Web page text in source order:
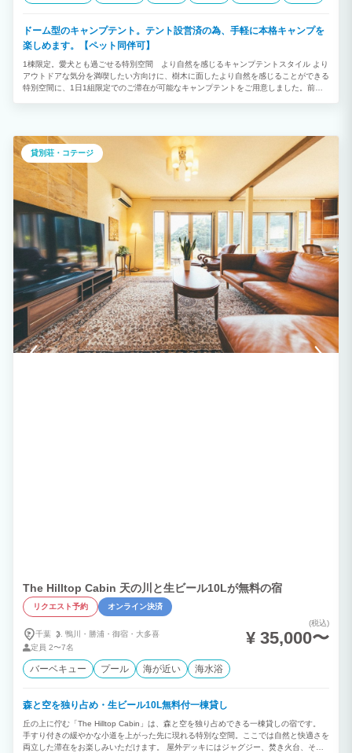
ドーム型のキャンプテント。テント設営済の為、手軽に本格キャンプを
楽しめます。【ペット同伴可】
1棟限定。愛犬とも過ごせる特別空間 より自然を感じるキャンプテントスタイル より
アウトドアな気分を満喫したい方向けに、樹木に面したより自然を感じることができる
特別空間に、1日1組限定でのご滞在が可能なキャンプテントをご用意しました。前面
体験。ワンランク上のアウトドアステイをお楽しみください。
貸別荘・コテージ
The Hilltop Cabin 天の川と生ビール10Lが無料の宿
リクエスト予約 オンライン決済
千葉 鴨川・ 勝浦・ 御宿・ 大多喜
定員 2〜7名
(税込)
¥ 35,000〜
バーベキュー プール 海が近い 海水浴
森と空を独り占め・生ビール10L無料付一棟貸し
丘の上に佇む「The Hilltop Cabin」は、森と空を独り占めできる一棟貸しの宿です。
手すり付きの緩やかな小道を上がった先に現れる特別な空間。ここでは自然と快適さを
両立した滞在をお楽しみいただけます。 屋外デッキにはジャグジー、焚き火台、そし